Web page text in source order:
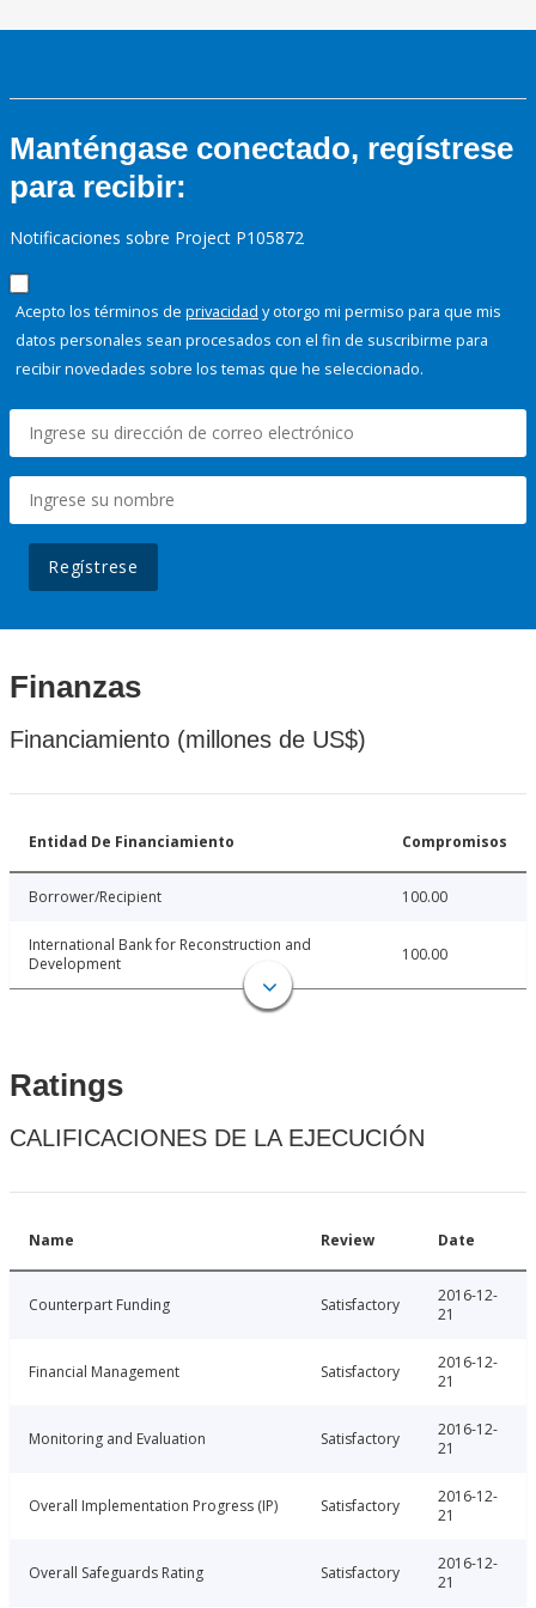
Manténgase conectado, regístrese
para recibir:
Notificaciones sobre Project P105872
Acepto los términos de privacidad y otorgo mi permiso para que mis
datos personales sean procesados con el fin de suscribirme para
recibir novedades sobre los temas que he seleccionado.
Regístrese
Finanzas
Financiamiento (millones de US$)
Entidad De Financiamiento Compromisos
Borrower/Recipient 100.00
International Bank for Reconstruction and
Development
100.00
Ratings
CALIFICACIONES DE LA EJECUCIÓN
Name Review Date
Counterpart Funding Satisfactory
2016-12-
21
Financial Management Satisfactory
2016-12-
21
Monitoring and Evaluation Satisfactory
2016-12-
21
Overall Implementation Progress (IP) Satisfactory
2016-12-
21
Overall Safeguards Rating Satisfactory
2016-12-
21